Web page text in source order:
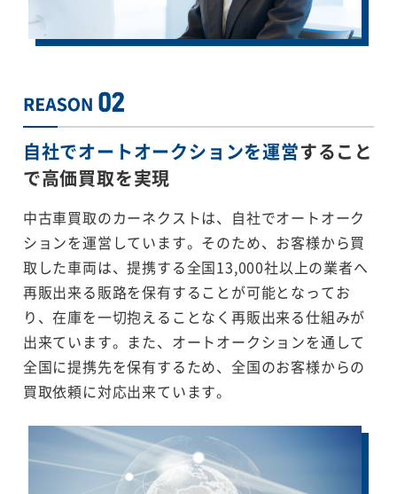
自社でオートオークションを運営すること
で高価買取を実現
中古車買取のカーネクストは、自社でオートオーク
ションを運営しています。そのため、お客様から買
取した車両は、提携する全国13,000社以上の業者へ
再販出来る販路を保有することが可能となってお
り、在庫を一切抱えることなく再販出来る仕組みが
出来ています。また、オートオークションを通して
全国に提携先を保有するため、全国のお客様からの
買取依頼に対応出来ています。